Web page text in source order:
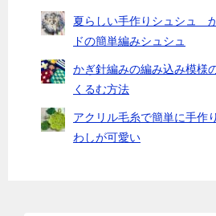
夏らしい手作りシュシュ
ドの簡単編みシュシュ
かぎ針編みの編み込み模
くるむ方法
アクリル毛糸で簡単に手
わしが可愛い